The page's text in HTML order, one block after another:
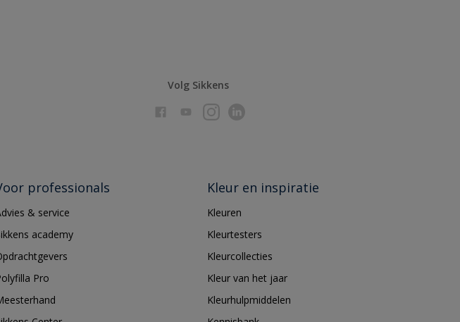
Volg Sikkens
professionals
& service
academy
Pro
Kleur en inspiratie
Kleuren
Kleurtesters
Kleurcollecties
Kleur van het jaar
Kleurhulpmiddelen